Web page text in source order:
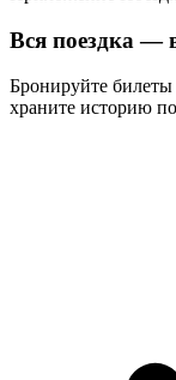
Вся поездка —
Бронируйте билеты
храните историю